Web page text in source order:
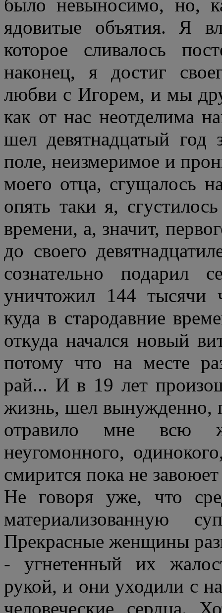
было невыносимо, но,
ядовитые объятия. Я
которое сливалось
наконец, я достиг
любви с Игорем, и мы
как от нас неотделима
шел девятнадцатый год
поле, неизмеримое и
моего отца, сгущалось
опять таки я,
времени, а, значит,
до своего
сознательно подарил
уничтожил 144 тысячи
куда в стародавние
откуда начался новый
потому что на месте
рай... И в 19 лет
жизнь, шел вынужденно,
отравило мне всю
неугомонного,
смирится пока не
Не говоря уже, что
материализованную
Прекрасные женщины
- угнетенный их
рукой, и они уходили с
человеческие сердца.